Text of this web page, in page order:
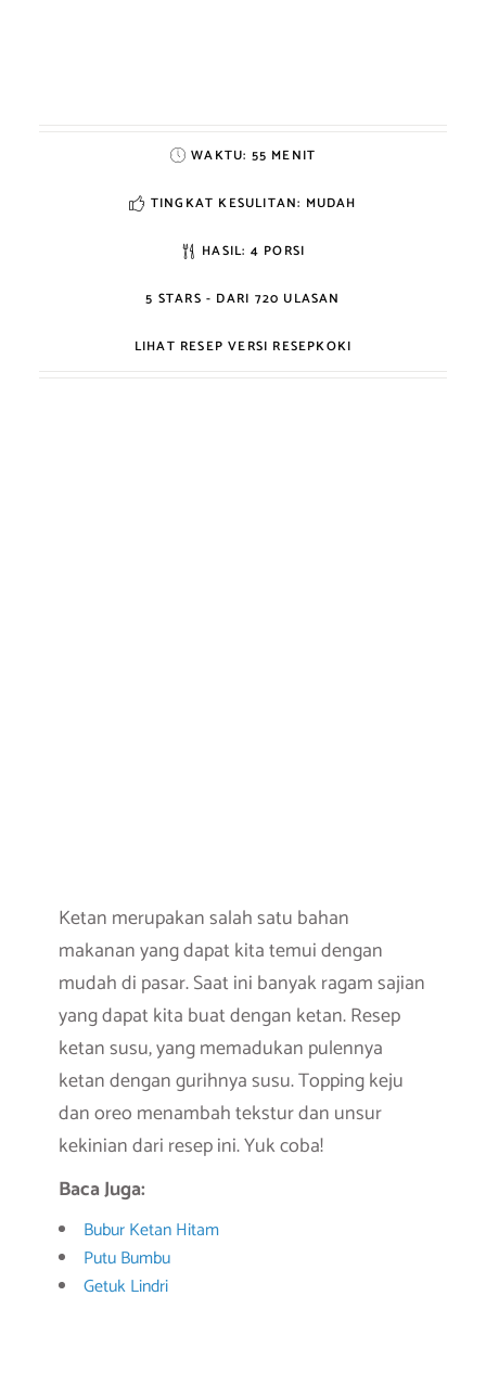
WAKTU: 55 MENIT
TINGKAT KESULITAN: MUDAH
HASIL: 4 PORSI
5 STARS - DARI 720 ULASAN
LIHAT RESEP VERSI RESEPKOKI
Ketan merupakan salah satu bahan
makanan yang dapat kita temui dengan
mudah di pasar. Saat ini banyak ragam sajian
yang dapat kita buat dengan ketan. Resep
ketan susu, yang memadukan pulennya
ketan dengan gurihnya susu. Topping keju
dan oreo menambah tekstur dan unsur
kekinian dari resep ini. Yuk coba!
Baca Juga:
Bubur Ketan Hitam
Putu Bumbu
Getuk Lindri